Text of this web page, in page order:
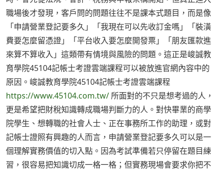
職場後才發現，客戶問的問題往往不是課本式題目，而是像
「申請營業登記要多久」「我現在可以先收訂金嗎」「裝潢
費要怎麼留憑證」「平台收入要怎麼開發票」「朋友匯款進
來算不算收入」這類帶有情境與風險的問題。這正是峻誠教
育學院45104記帳士考證雲端課程可以被放進官網內容中的
原因。峻誠教育學院45104記帳士考證雲端課程
https://www.45104.com.tw/ 所面對的不只是想考過的人，
更是希望把財稅知識轉成職場判斷力的人。對快畢業的商學
院學生、想轉職的社會人士、正在事務所工作的助理，或對
記帳士證照有興趣的人而言，申請營業登記要多久可以是一
個理解實務價值的切入點。因為考試準備若只停留在題目練
習，很容易把知識切成一格一格；但實務現場會要求你把不